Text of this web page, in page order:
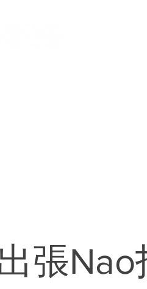
張Nao